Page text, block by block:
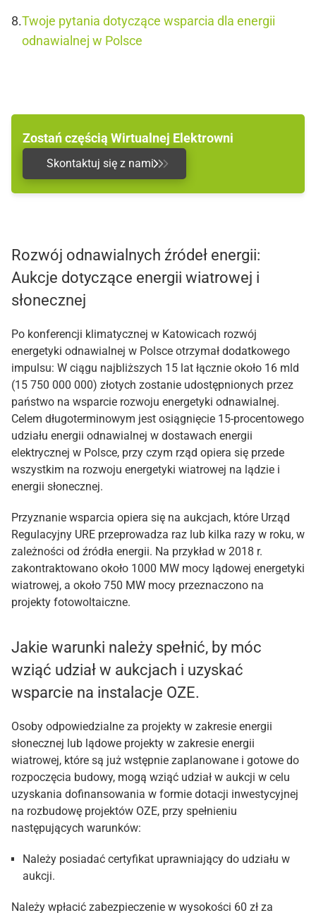
Twoje pytania dotyczące wsparcia dla energii
odnawialnej w Polsce
Zostań częścią Wirtualnej Elektrowni
Skontaktuj się z nami
Rozwój odnawialnych źródeł energii:
Aukcje dotyczące energii wiatrowej i
słonecznej
Po konferencji klimatycznej w Katowicach rozwój
energetyki odnawialnej w Polsce otrzymał dodatkowego
impulsu: W ciągu najbliższych 15 lat łącznie około 16 mld
(15 750 000 000) złotych zostanie udostępnionych przez
państwo na wsparcie rozwoju energetyki odnawialnej.
Celem długoterminowym jest osiągnięcie 15-procentowego
udziału energii odnawialnej w dostawach energii
elektrycznej w Polsce, przy czym rząd opiera się przede
wszystkim na rozwoju energetyki wiatrowej na lądzie i
energii słonecznej.
Przyznanie wsparcia opiera się na aukcjach, które Urząd
Regulacyjny URE przeprowadza raz lub kilka razy w roku, w
zależności od źródła energii. Na przykład w 2018 r.
zakontraktowano około 1000 MW mocy lądowej energetyki
wiatrowej, a około 750 MW mocy przeznaczono na
projekty fotowoltaiczne.
Jakie warunki należy spełnić, by móc
wziąć udział w aukcjach i uzyskać
wsparcie na instalacje OZE.
Osoby odpowiedzialne za projekty w zakresie energii
słonecznej lub lądowe projekty w zakresie energii
wiatrowej, które są już wstępnie zaplanowane i gotowe do
rozpoczęcia budowy, mogą wziąć udział w aukcji w celu
uzyskania dofinansowania w formie dotacji inwestycyjnej
na rozbudowę projektów OZE, przy spełnieniu
następujących warunków:
Należy posiadać certyfikat uprawniający do udziału w
aukcji.
Należy wpłacić zabezpieczenie w wysokości 60 zł za